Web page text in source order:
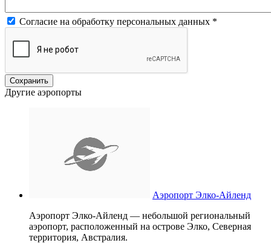
Согласие на обработку персональных данных *
Другие аэропорты
Аэропорт Элко-Айленд
Аэропорт Элко-Айленд — небольшой региональный
аэропорт, расположенный на острове Элко, Северная
территория, Австралия.